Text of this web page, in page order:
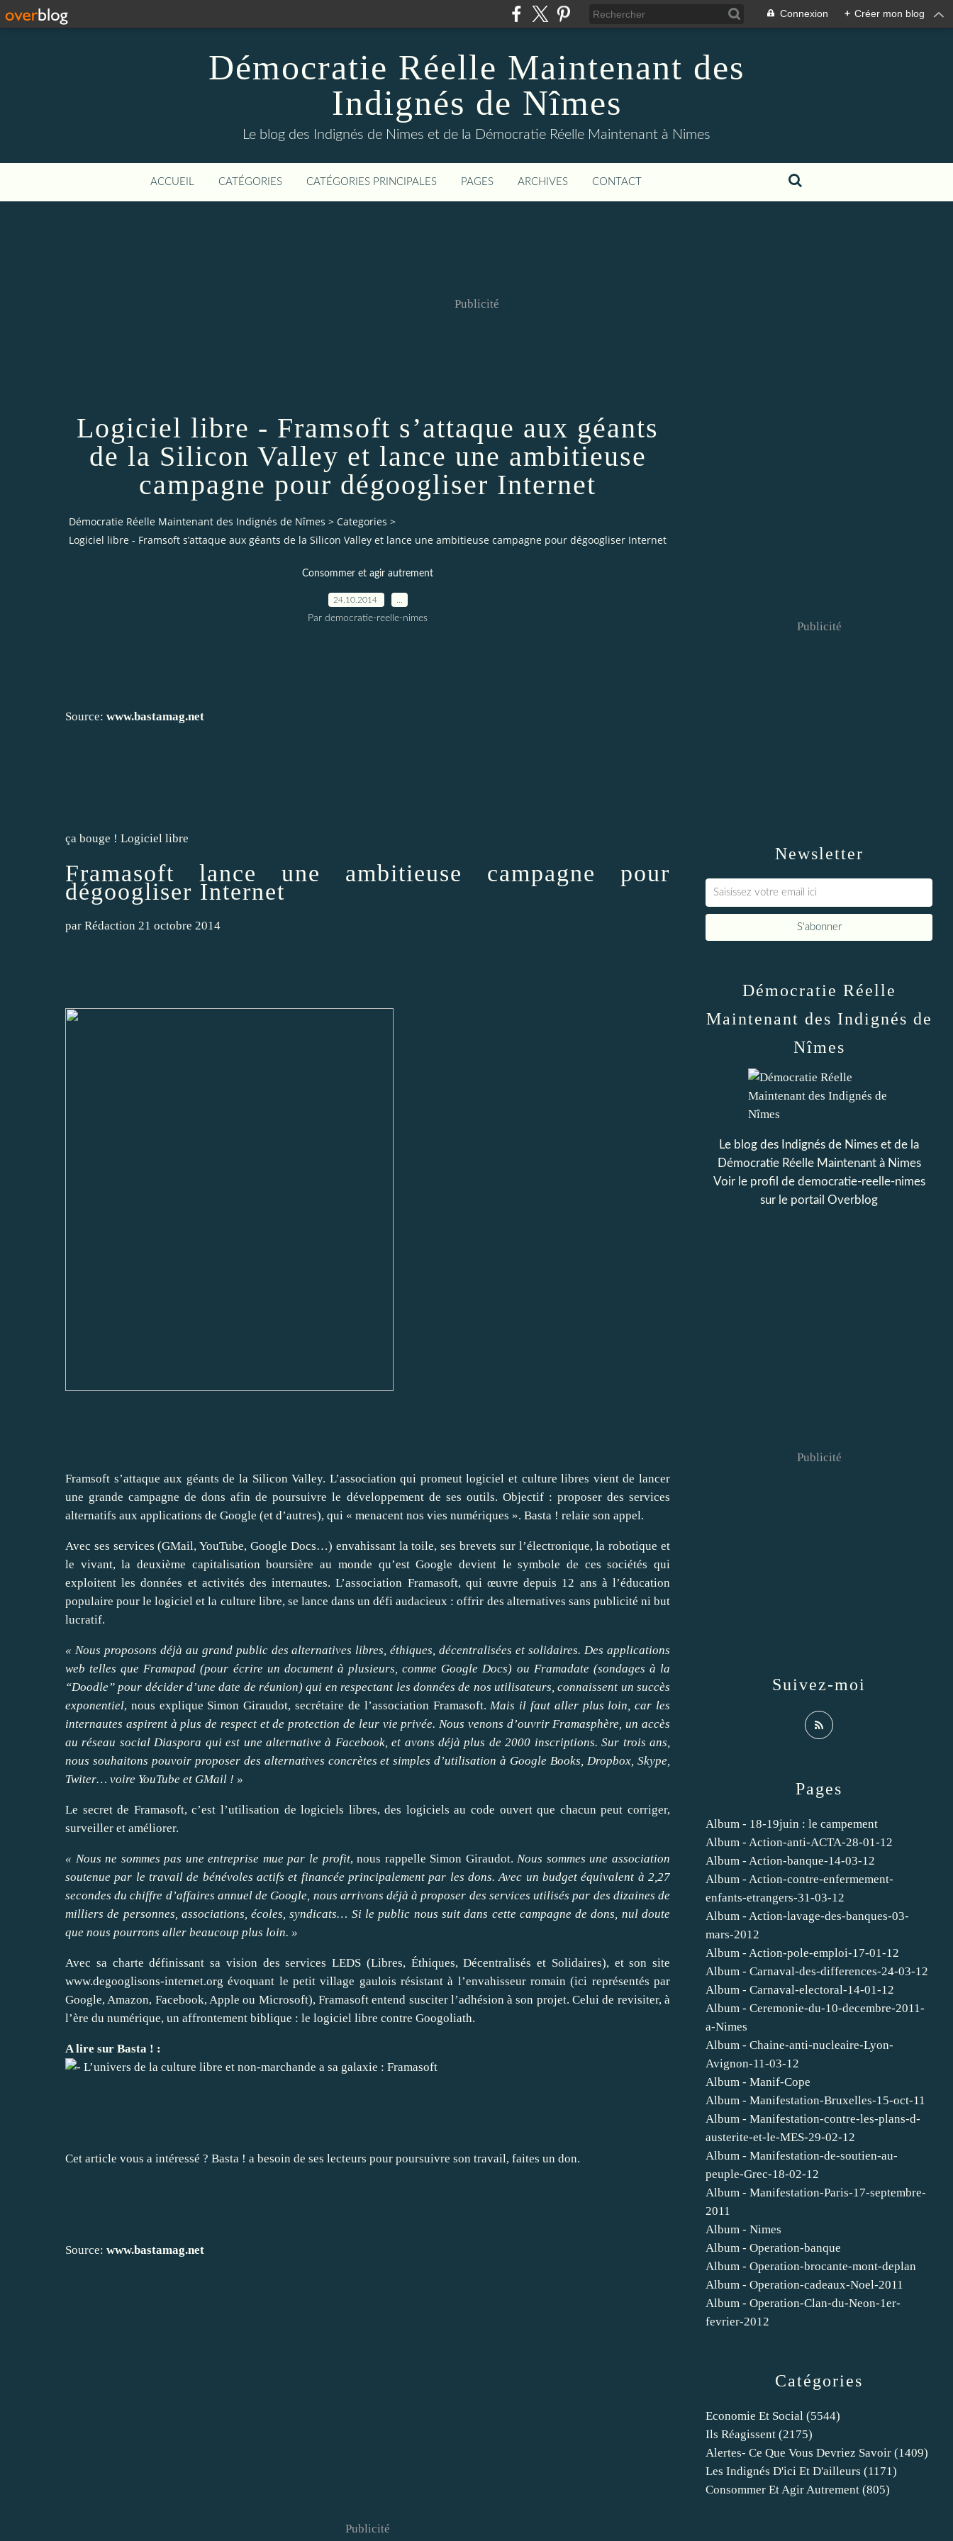
Connexion + Créer mon blog
Démocratie Réelle Maintenant des
Indignés de Nîmes
Le blog des Indignés de Nimes et de la Démocratie Réelle Maintenant à Nimes
ACCUEIL CATÉGORIES CATÉGORIES PRINCIPALES PAGES ARCHIVES CONTACT
Publicité
Logiciel libre - Framsoft s’attaque aux géants
de la Silicon Valley et lance une ambitieuse
campagne pour dégoogliser Internet
Démocratie Réelle Maintenant des Indignés de Nîmes > Categories >
Logiciel libre - Framsoft s’attaque aux géants de la Silicon Valley et lance une ambitieuse campagne pour dégoogliser Internet
Consommer et agir autrement
24.10.2014
Par democratie-reelle-nimes
Source: www.bastamag.net
ça bouge ! Logiciel libre
Framasoft lance une ambitieuse campagne pour
dégoogliser Internet
par Rédaction 21 octobre 2014
Framsoft s’attaque aux géants de la Silicon Valley. L’association qui promeut logiciel et culture libres vient de lancer
une grande campagne de dons afin de poursuivre le développement de ses outils. Objectif : proposer des services
alternatifs aux applications de Google (et d’autres), qui « menacent nos vies numériques ». Basta ! relaie son appel.
Avec ses services (GMail, YouTube, Google Docs…) envahissant la toile, ses brevets sur l’électronique, la robotique et
le vivant, la deuxième capitalisation boursière au monde qu’est Google devient le symbole de ces sociétés qui
exploitent les données et activités des internautes. L’association Framasoft, qui œuvre depuis 12 ans à l’éducation
populaire pour le logiciel et la culture libre, se lance dans un défi audacieux : offrir des alternatives sans publicité ni but
lucratif.
« Nous proposons déjà au grand public des alternatives libres, éthiques, décentralisées et solidaires. Des applications
web telles que Framapad (pour écrire un document à plusieurs, comme Google Docs) ou Framadate (sondages à la
“Doodle” pour décider d’une date de réunion) qui en respectant les données de nos utilisateurs, connaissent un succès
exponentiel, nous explique Simon Giraudot, secrétaire de l’association Framasoft.Mais il faut aller plus loin, car les
internautes aspirent à plus de respect et de protection de leur vie privée. Nous venons d’ouvrirFramasphère, un accès
au réseau social Diaspora qui est une alternative à Facebook, et avons déjà plus de 2000 inscriptions.Sur trois ans,
nous souhaitons pouvoir proposer des alternatives concrètes et simples d’utilisation à Google Books, Dropbox, Skype,
Twiter… voire YouTube et GMail ! »
Le secret de Framasoft, c’est l’utilisation de logiciels libres, des logiciels au code ouvert que chacun peut corriger,
surveiller et améliorer.
« Nous ne sommes pas une entreprise mue par le profit, nous rappelle Simon Giraudot.Nous sommes une association
soutenue par le travail de bénévoles actifs et financée principalement par les dons. Avec un budget équivalent à 2,27
secondes du chiffre d’affaires annuel de Google, nous arrivons déjà à proposer des services utilisés par des dizaines de
milliers de personnes, associations, écoles, syndicats… Si le public nous suit dans cette campagne de dons, nul doute
que nous pourrons aller beaucoup plus loin. »
Avec sa charte définissant sa vision des services LEDS (Libres, Éthiques, Décentralisés et Solidaires), et son site
www.degooglisons-internet.org évoquant le petit village gaulois résistant à l’envahisseur romain (ici représentés par
Google, Amazon, Facebook, Apple ou Microsoft), Framasoft entend susciter l’adhésion à son projet. Celui de revisiter, à
l’ère du numérique, un affrontement biblique : le logiciel libre contre Googoliath.
A lire sur Basta ! :
L’univers de la culture libre et non-marchande a sa galaxie : Framasoft
Cet article vous a intéressé ? Basta ! a besoin de ses lecteurs pour poursuivre son travail, faites un don.
Source: www.bastamag.net
Publicité
Newsletter
Publicité
Catégories
Economie Et Social (5544)
Ils Réagissent (2175)
Alertes- Ce Que Vous Devriez Savoir (1409)
Les Indignés D'ici Et D'ailleurs (1171)
Consommer Et Agir Autrement (805)
Pages
Album - 18-19juin : le campement
Album - Action-anti-ACTA-28-01-12
Album - Action-banque-14-03-12
Album - Action-contre-enfermement-
enfants-etrangers-31-03-12
Album - Action-lavage-des-banques-03-
mars-2012
Album - Action-pole-emploi-17-01-12
Album - Carnaval-des-differences-24-03-12
Album - Carnaval-electoral-14-01-12
Album - Ceremonie-du-10-decembre-2011-
a-Nimes
Album - Chaine-anti-nucleaire-Lyon-
Avignon-11-03-12
Album - Manif-Cope
Album - Manifestation-Bruxelles-15-oct-11
Album - Manifestation-contre-les-plans-d-
austerite-et-le-MES-29-02-12
Album - Manifestation-de-soutien-au-
peuple-Grec-18-02-12
Album - Manifestation-Paris-17-septembre-
2011
Album - Nimes
Album - Operation-banque
Album - Operation-brocante-mont-deplan
Album - Operation-cadeaux-Noel-2011
Album - Operation-Clan-du-Neon-1er-
fevrier-2012
Démocratie Réelle
Maintenant des Indignés de
Nîmes
Le blog des Indignés de Nimes et de la
Démocratie Réelle Maintenant à Nimes
Voir le profil de democratie-reelle-nimes
sur le portail Overblog
Suivez-moi
Publicité